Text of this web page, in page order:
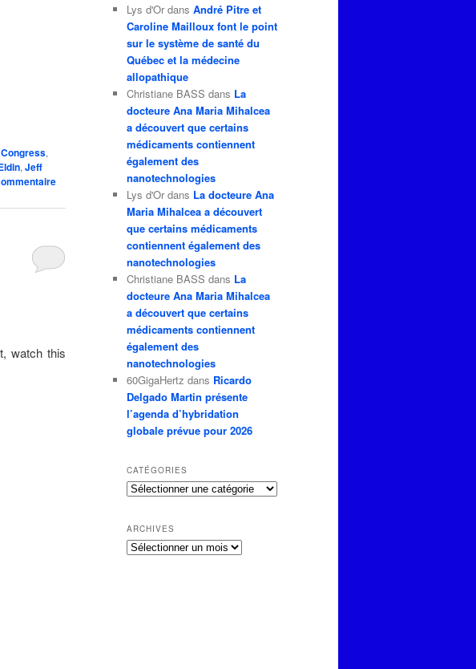
Congress,
, Jeff
watch this
Lys d'Or dans André Pitre et
Caroline Mailloux font le point
sur le système de santé du
Québec et la médecine
allopathique
Christiane BASS dans La
docteure Ana Maria Mihalcea
a découvert que certains
médicaments contiennent
également des
nanotechnologies
Lys d'Or dans La docteure Ana
Maria Mihalcea a découvert
que certains médicaments
contiennent également des
nanotechnologies
Christiane BASS dans La
docteure Ana Maria Mihalcea
a découvert que certains
médicaments contiennent
également des
nanotechnologies
60GigaHertz dans Ricardo
Delgado Martin présente
l’agenda d’hybridation
globale prévue pour 2026
CATÉGORIES
Catégories
ARCHIVES
Archives